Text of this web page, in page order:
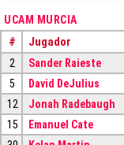
UCAM MURCIA
# Jugador
2 Sander Raieste
5
David DeJulius
12
Jonah Radebaugh
15
Emanuel Cate